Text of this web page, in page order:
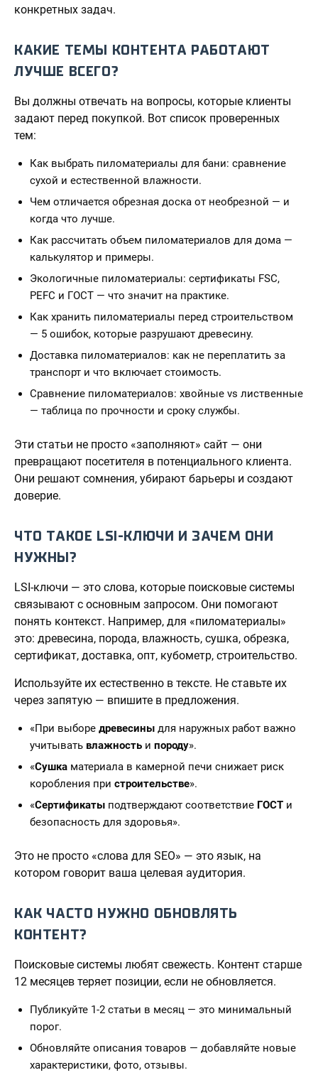
конкретных задач.
КАКИЕ ТЕМЫ КОНТЕНТА РАБОТАЮТ
ЛУЧШЕ ВСЕГО?
Вы должны отвечать на вопросы, которые клиенты
задают перед покупкой. Вот список проверенных
тем:
Как выбрать пиломатериалы для бани: сравнение
сухой и естественной влажности.
Чем отличается обрезная доска от необрезной — и
когда что лучше.
Как рассчитать объем пиломатериалов для дома —
калькулятор и примеры.
Экологичные пиломатериалы: сертификаты FSC,
PEFC и ГОСТ — что значит на практике.
Как хранить пиломатериалы перед строительством
— 5 ошибок, которые разрушают древесину.
Доставка пиломатериалов: как не переплатить за
транспорт и что включает стоимость.
Сравнение пиломатериалов: хвойные vs лиственные
— таблица по прочности и сроку службы.
Эти статьи не просто «заполняют» сайт — они
превращают посетителя в потенциального клиента.
Они решают сомнения, убирают барьеры и создают
доверие.
ЧТО ТАКОЕ LSI-КЛЮЧИ И ЗАЧЕМ ОНИ
НУЖНЫ?
LSI-ключи — это слова, которые поисковые системы
связывают с основным запросом. Они помогают
понять контекст. Например, для «пиломатериалы»
это: древесина, порода, влажность, сушка, обрезка,
сертификат, доставка, опт, кубометр, строительство.
Используйте их естественно в тексте. Не ставьте их
через запятую — впишите в предложения.
«При выборе древесины для наружных работ важно
учитывать влажность и породу».
«Сушка материала в камерной печи снижает риск
коробления при строительстве».
«Сертификаты подтверждают соответствие ГОСТ и
безопасность для здоровья».
Это не просто «слова для SEO» — это язык, на
котором говорит ваша целевая аудитория.
КАК ЧАСТО НУЖНО ОБНОВЛЯТЬ
КОНТЕНТ?
Поисковые системы любят свежесть. Контент старше
12 месяцев теряет позиции, если не обновляется.
Публикуйте 1-2 статьи в месяц — это минимальный
порог.
Обновляйте описания товаров — добавляйте новые
характеристики, фото, отзывы.